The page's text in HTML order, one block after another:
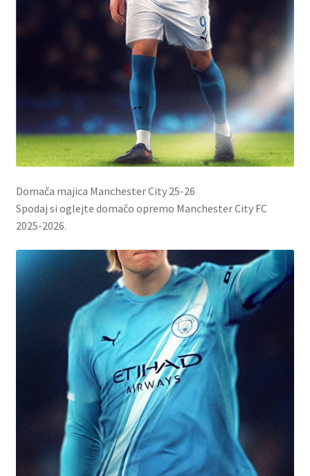
Domača majica Manchester City 25-26
Spodaj si oglejte domačo opremo Manchester City FC
2025-2026.